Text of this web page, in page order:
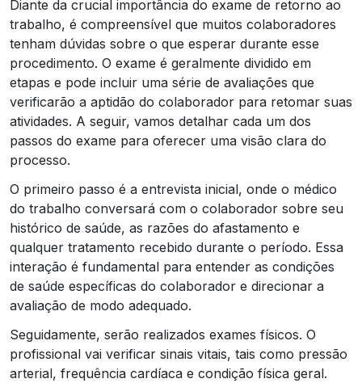
Diante da crucial importância do exame de retorno ao
trabalho, é compreensível que muitos colaboradores
tenham dúvidas sobre o que esperar durante esse
procedimento. O exame é geralmente dividido em
etapas e pode incluir uma série de avaliações que
verificarão a aptidão do colaborador para retomar suas
atividades. A seguir, vamos detalhar cada um dos
passos do exame para oferecer uma visão clara do
processo.
O primeiro passo é a entrevista inicial, onde o médico
do trabalho conversará com o colaborador sobre seu
histórico de saúde, as razões do afastamento e
qualquer tratamento recebido durante o período. Essa
interação é fundamental para entender as condições
de saúde específicas do colaborador e direcionar a
avaliação de modo adequado.
Seguidamente, serão realizados exames físicos. O
profissional vai verificar sinais vitais, tais como pressão
arterial, frequência cardíaca e condição física geral.